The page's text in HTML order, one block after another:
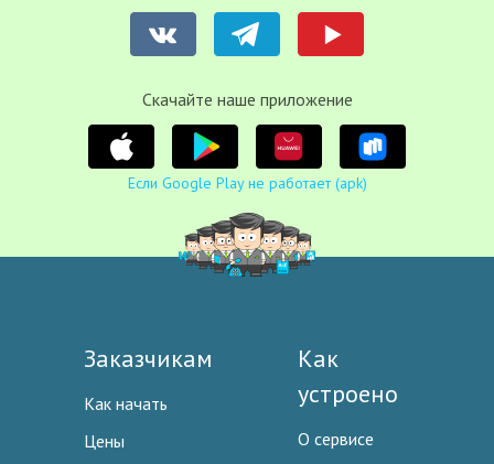
Cкачайте наше приложение
Если Google Play не работает (apk)
Заказчикам
Как начать
Цены
Как
устроено
О сервисе